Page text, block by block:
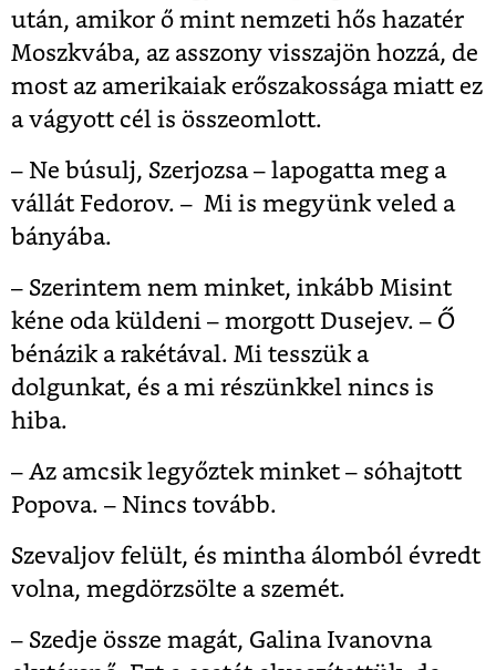
után, amikor ő mint nemzeti hős hazatér
Moszkvába, az asszony visszajön hozzá, de
most az amerikaiak erőszakossága miatt ez
a vágyott cél is összeomlott.
– Ne búsulj, Szerjozsa – lapogatta meg a
vállát Fedorov. – Mi is megyünk veled a
bányába.
– Szerintem nem minket, inkább Misint
kéne oda küldeni – morgott Dusejev. – Ő
bénázik a rakétával. Mi tesszük a
dolgunkat, és a mi részünkkel nincs is
hiba.
– Az amcsik legyőztek minket – sóhajtott
Popova. – Nincs tovább.
Szevaljov felült, és mintha álomból évredt
volna, megdörzsölte a szemét.
– Szedje össze magát, Galina Ivanovna